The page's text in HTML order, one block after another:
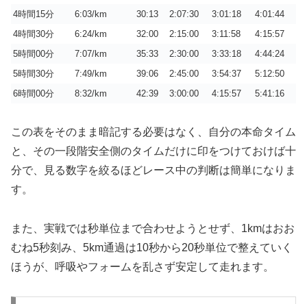
4時間15分
6:03/km 30:13 2:07:30 3:01:18
4:01:44
4時間30分
6:24/km 32:00 2:15:00 3:11:58
4:15:57
5時間00分
7:07/km 35:33 2:30:00 3:33:18
4:44:24
5時間30分
7:49/km 39:06 2:45:00 3:54:37
5:12:50
6時間00分
8:32/km 42:39 3:00:00 4:15:57 5:41:16
この表をそのまま暗記する必要はなく、自分の本命タイム
と、その一段階安全側のタイムだけに印をつけておけば十
分で、見る数字を絞るほどレース中の判断は簡単になりま
す。
また、実戦では秒単位まで合わせようとせず、1kmはおお
むね5秒刻み、5km通過は10秒から20秒単位で整えていく
ほうが、呼吸やフォームを乱さず安定して走れます。